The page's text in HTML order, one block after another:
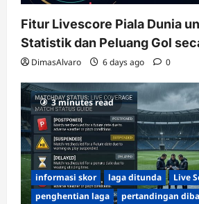
Fitur Livescore Piala Dunia
Statistik dan Peluang Gol
DimasAlvaro 6 days ago 0
3 minutes read
informasi skor laga ditunda
Live
penghentian laga
pertandingan